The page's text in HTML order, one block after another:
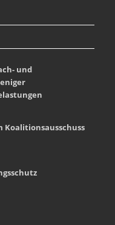
und
Koalitionsausschuss